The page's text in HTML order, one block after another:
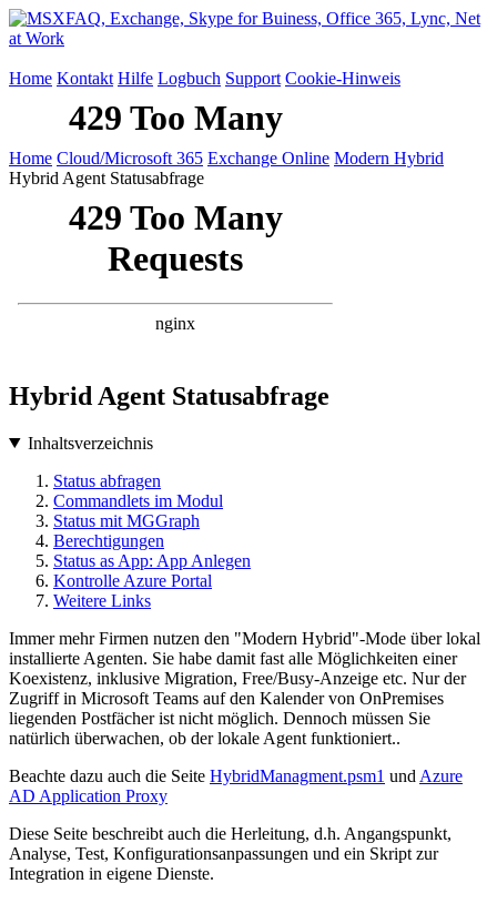
Home Kontakt Hilfe Logbuch Support Cookie-Hinweis
Home Cloud/Microsoft 365 Exchange Online Modern Hybrid
Hybrid Agent Statusabfrage
Hybrid Agent Statusabfrage
Inhaltsverzeichnis
Status abfragen
Commandlets im Modul
Status mit MGGraph
Berechtigungen
Status as App: App Anlegen
Kontrolle Azure Portal
Weitere Links
Immer mehr Firmen nutzen den "Modern Hybrid"-Mode über lokal
installierte Agenten. Sie habe damit fast alle Möglichkeiten einer
Koexistenz, inklusive Migration, Free/Busy-Anzeige etc. Nur der
Zugriff in Microsoft Teams auf den Kalender von OnPremises
liegenden Postfächer ist nicht möglich. Dennoch müssen Sie
natürlich überwachen, ob der lokale Agent funktioniert..
Beachte dazu auch die Seite HybridManagment.psm1 und Azure
AD Application Proxy
Diese Seite beschreibt auch die Herleitung, d.h. Angangspunkt,
Analyse, Test, Konfigurationsanpassungen und ein Skript zur
Integration in eigene Dienste.